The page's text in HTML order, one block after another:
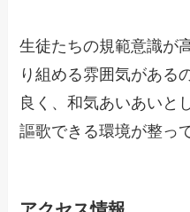
生徒たちの規範意識が
り組める雰囲気がある
良く、和気あいあいと
謳歌できる環境が整っ